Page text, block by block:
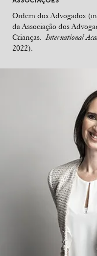
Ordem dos Advogados
da Associação dos
Crianças. International
2022).